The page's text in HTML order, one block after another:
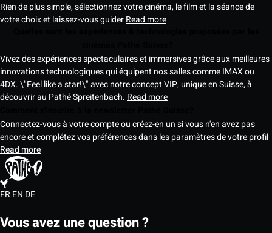
Rien de plus simple, sélectionnez votre cinéma, le film et la séance de
votre choix et laissez-vous guiderRead more
Vivez des expériences spectaculaires et immersives grâce aux meilleures
innovations technologiques qui équipent nos salles comme IMAX ou
4DX. \"Feel like a star!\" avec notre concept VIP, unique en Suisse, à
découvrir au Pathé Spreitenbach. Read more
Connectez-vous à votre compte ou créez-en un si vous n'en avez pas
encore et complétez vos préférences dans les paramètres de votre profil
Read more
FREN DE
Vous avez une question ?